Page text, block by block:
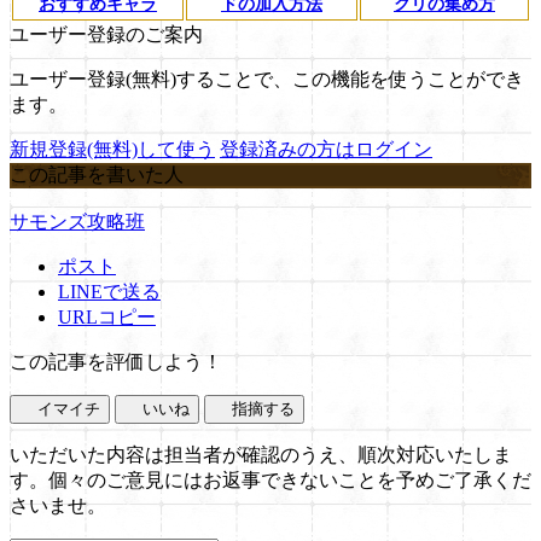
おすすめキャラ ドの加入方法 クリの集め方
ユーザー登録のご案内
ユーザー登録(無料)することで、この機能を使うことができ
ます。
新規登録(無料)して使う 登録済みの方はログイン
この記事を書いた人
サモンズ攻略班
ポスト
LINEで送る
URLコピー
この記事を評価しよう！
イマイチ いいね 指摘する
いただいた内容は担当者が確認のうえ、順次対応いたしま
す。個々のご意見にはお返事できないことを予めご了承くだ
さいませ。